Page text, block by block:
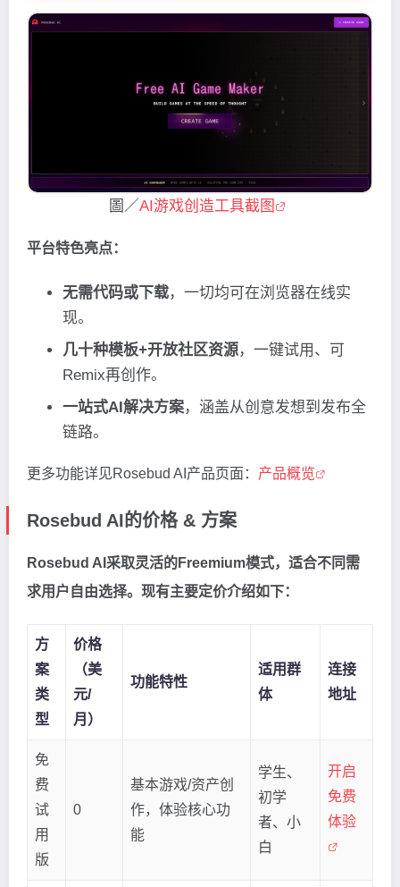
圖／AI游戏创造工具截图
平台特色亮点：
无需代码或下载，一切均可在浏览器在线实
现。
几十种模板+开放社区资源，一键试用、可
Remix再创作。
一站式AI解决方案，涵盖从创意发想到发布全
链路。
更多功能详见Rosebud AI产品页面： 产品概览
Rosebud AI的价格 & 方案
Rosebud AI采取灵活的Freemium模式，适合不同需
求用户自由选择。现有主要定价介绍如下：
方
案
类
型
价格
（美
元/
月）
功能特性
适用群
体
连接
地址
免
费
试
用
版
0
基本游戏/资产创
作，体验核心功
能
学生、
初学
者、小
白
开启
免费
体验